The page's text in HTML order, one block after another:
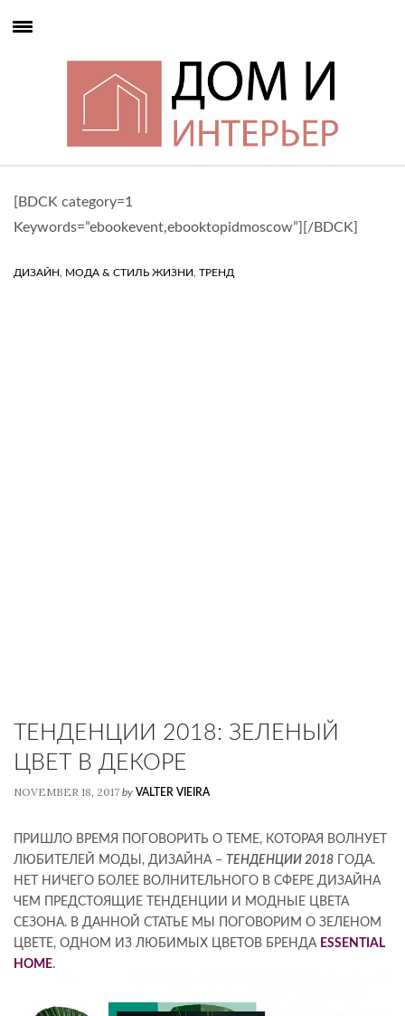
[BDCK category=1
Keywords=”ebookevent,ebooktopidmoscow”][/BDCK]
ДИЗАЙН, МОДА & СТИЛЬ ЖИЗНИ, ТРЕНД
ТЕНДЕНЦИИ 2018: ЗЕЛЕНЫЙ
ЦВЕТ В ДЕКОРЕ
NOVEMBER 18, 2017 by VALTER VIEIRA
ПРИШЛО ВРЕМЯ ПОГОВОРИТЬ О ТЕМЕ, КОТОРАЯ ВОЛНУЕТ
ЛЮБИТЕЛЕЙ МОДЫ, ДИЗАЙНА – ТЕНДЕНЦИИ 2018 ГОДА.
НЕТ НИЧЕГО БОЛЕЕ ВОЛНИТЕЛЬНОГО В СФЕРЕ ДИЗАЙНА
ЧЕМ ПРЕДСТОЯЩИЕ ТЕНДЕНЦИИ И МОДНЫЕ ЦВЕТА
СЕЗОНА. В ДАННОЙ СТАТЬЕ МЫ ПОГОВОРИМ О ЗЕЛЕНОМ
ЦВЕТЕ, ОДНОМ ИЗ ЛЮБИМЫХ ЦВЕТОВ БРЕНДА ESSENTIAL
HOME.